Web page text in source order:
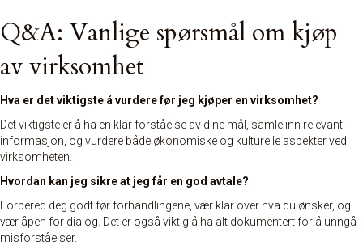
Q&A: Vanlige spørsmål om kjøp
av virksomhet
Hva er det viktigste å vurdere før jeg kjøper en virksomhet?
Det viktigste er å ha en klar forståelse av dine mål, samle inn relevant
informasjon, og vurdere både økonomiske og kulturelle aspekter ved
virksomheten.
Hvordan kan jeg sikre at jeg får en god avtale?
Forbered deg godt før forhandlingene, vær klar over hva du ønsker, og
vær åpen for dialog. Det er også viktig å ha alt dokumentert for å unngå
misforståelser.